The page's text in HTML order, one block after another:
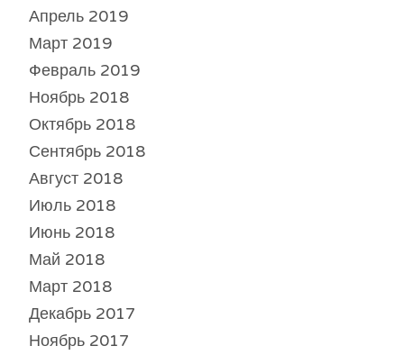
Апрель 2019
Март 2019
Февраль 2019
Ноябрь 2018
Октябрь 2018
Сентябрь 2018
Август 2018
Июль 2018
Июнь 2018
Май 2018
Март 2018
Декабрь 2017
Ноябрь 2017